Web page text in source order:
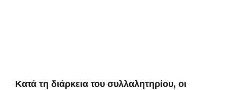
Κατά τη διάρκεια του συλλαλητηρίου, οι